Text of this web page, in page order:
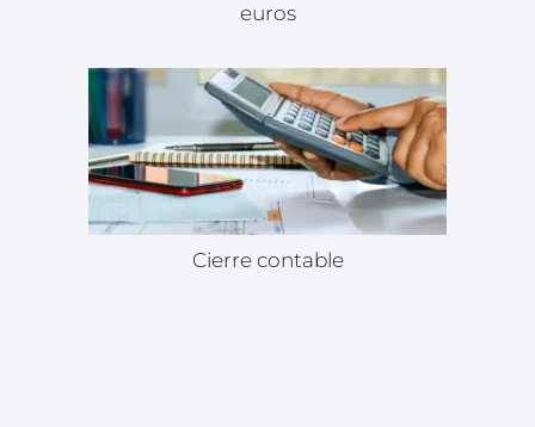
euros
Cierre contable